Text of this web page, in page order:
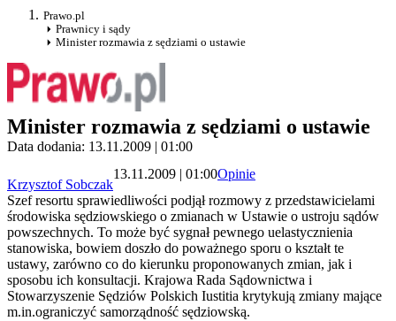
Prawo.pl
Prawnicy i sądy
Minister rozmawia z sędziami o ustawie
Minister rozmawia z sędziami o ustawie
Data dodania: 13.11.2009 | 01:00
Krzysztof Sobczak
13.11.2009 | 01:00Opinie
Szef resortu sprawiedliwości podjął rozmowy z przedstawicielami
środowiska sędziowskiego o zmianach w Ustawie o ustroju sądów
powszechnych. To może być sygnał pewnego uelastycznienia
stanowiska, bowiem doszło do poważnego sporu o kształt te
ustawy, zarówno co do kierunku proponowanych zmian, jak i
sposobu ich konsultacji. Krajowa Rada Sądownictwa i
Stowarzyszenie Sędziów Polskich Iustitia krytykują zmiany mające
m.in.ograniczyć samorządność sędziowską.